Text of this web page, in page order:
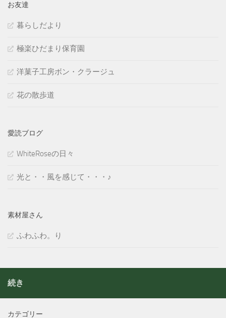
お友達
暮らしだより
極楽ひだまり保育園
洋菓子工房ボン・クラージュ
花の散歩道
愛読ブログ
WhiteRoseの日々
光と・・風を感じて・・・♪
素材屋さん
ふわふわ。り
続き
カテゴリー